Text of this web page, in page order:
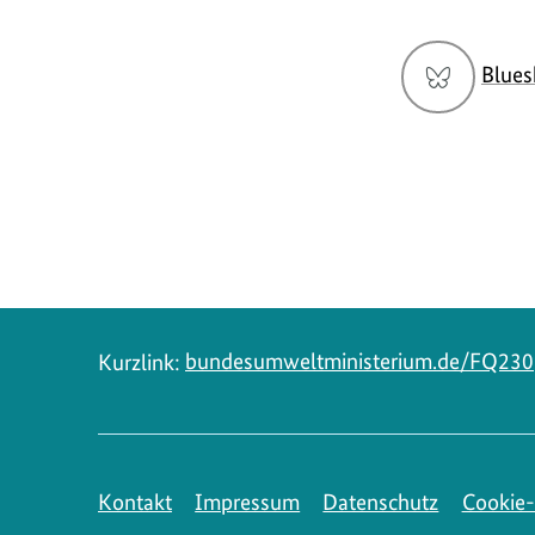
Kurzlink: bundesumweltministerium.de/FQ230
Kontakt Impressum Datenschutz